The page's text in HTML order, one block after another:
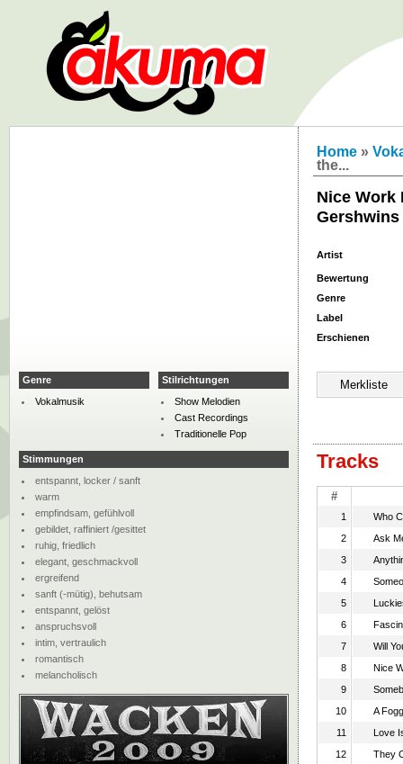
Home »
the...
Nice Work
Gershwins
Artist
Bewertung
Genre
Label
Erschienen
Tracks
#
1
Who
2
Ask
3
4
5
6
7
Will
8
Nice
9
10
A
11
Love
12
They
Genre
Vokalmusik
Stilrichtungen
Show Melodien
Cast Recordings
Traditionelle Pop
Stimmungen
entspannt, locker / sanft
warm
empfindsam, gefühlvoll
gebildet, raffiniert /gesittet
ruhig, friedlich
elegant, geschmackvoll
ergreifend
sanft (-mütig), behutsam
entspannt, gelöst
anspruchsvoll
intim, vertraulich
romantisch
melancholisch